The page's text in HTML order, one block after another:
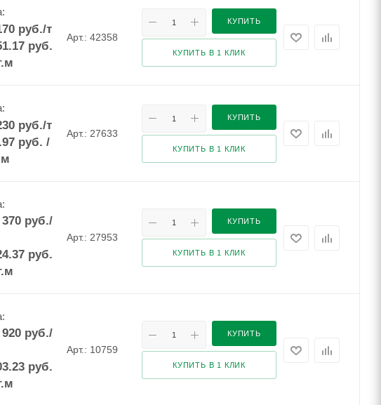
руб./т
руб.
Арт.: 42358
КУПИТЬ
КУПИТЬ В 1 КЛИК
руб./т
руб. /
Арт.: 27633
КУПИТЬ
КУПИТЬ В 1 КЛИК
руб./
руб.
Арт.: 27953
КУПИТЬ
КУПИТЬ В 1 КЛИК
руб./
руб.
Арт.: 10759
КУПИТЬ
КУПИТЬ В 1 КЛИК